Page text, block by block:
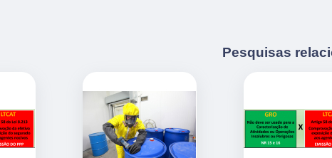
Pesquisas